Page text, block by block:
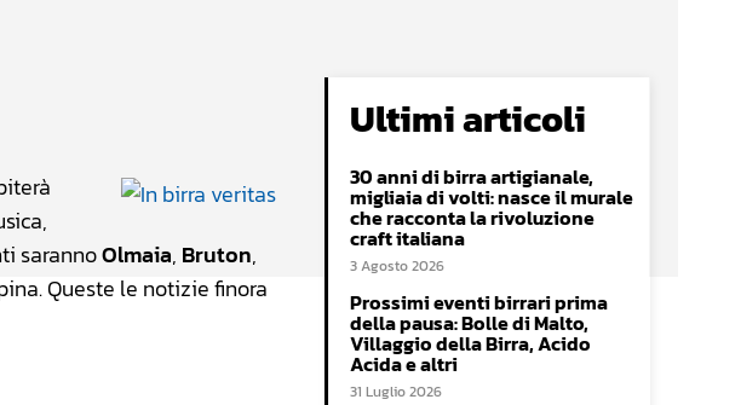
sarannoOlmaia, Bruton,
Queste le notizie finora
Ultimi articoli
30 anni di birra artigianale,
migliaia di volti: nasce il murale
che racconta la rivoluzione
craft italiana
3 Agosto 2026
Prossimi eventi birrari prima
della pausa: Bolle di Malto,
Villaggio della Birra, Acido
Acida e altri
31 Luglio 2026